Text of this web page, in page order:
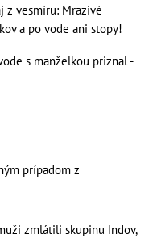
z vesmíru: Mrazivé
a po vode ani stopy!
s manželkou priznal -
prípadom z
zmlátili skupinu Indov,